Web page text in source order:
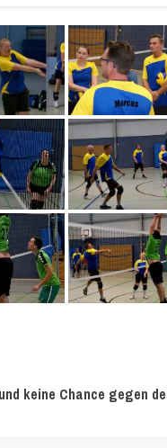
keine Chance gegen